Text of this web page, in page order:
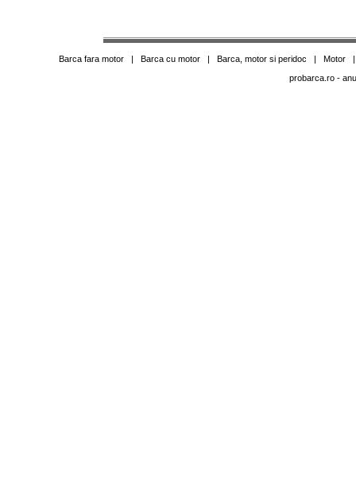
Barca fara motor| Barca cu motor| Barca, motor si peridoc | Motor
probarca.ro-